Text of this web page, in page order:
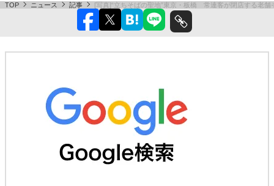
TOP ニュース 記事 [写真]“立ちそばの聖地”東京・板橋 常連客が閉店する老舗